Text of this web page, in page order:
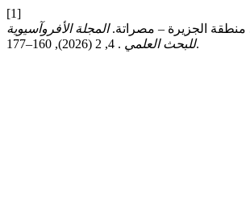
[1]
المجلة الأفروآسيوية
للبحث العلمي. 4, 2 (2026), 160–177.